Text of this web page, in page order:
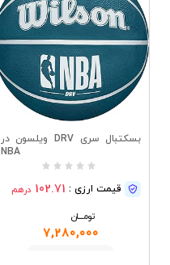
بسکتبال سری DRV ویلسون در
NBA
قیمت ارزی : 102.71 درهم
تومــــــان
7,280,000